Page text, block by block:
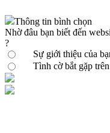
Thông tin bình chọn
Nhờ đâu bạn biết đến
?
Sự giới thiệu của
Tình cờ bắt gặp